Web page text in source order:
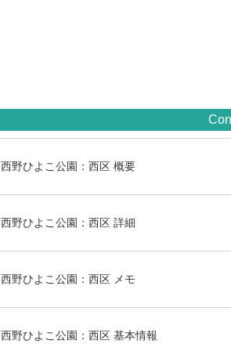
西野ひよこ公園：西区 概要
西野ひよこ公園：西区 詳細
西野ひよこ公園：西区 メモ
西野ひよこ公園：西区 基本情報